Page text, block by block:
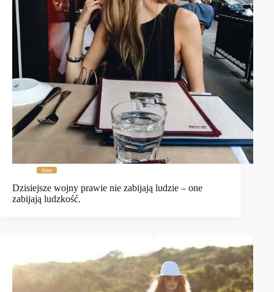
Inne
Dzisiejsze wojny prawie nie zabijają ludzie – one
zabijają ludzkość.